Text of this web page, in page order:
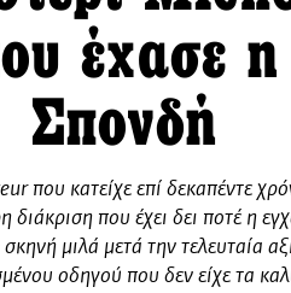
έχασε η
Σπονδή
που κατείχε επί δεκαπέντε
διάκριση που έχει δει ποτέ η
μιλά μετά την τελευταία
οδηγού που δεν είχε τα